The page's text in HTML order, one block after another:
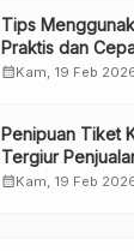
Tips
Praktis dan
calendar_monthKam, 19 Feb
Penipuan Tiket
Tergiur
calendar_monthKam, 19 Feb